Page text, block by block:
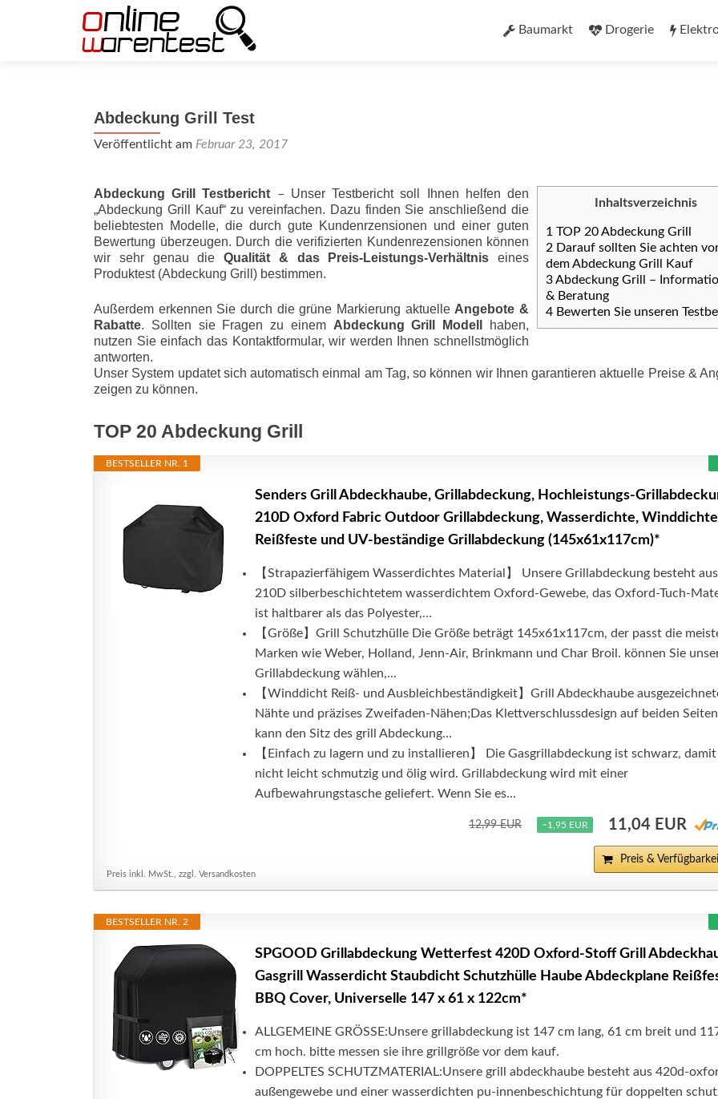
InhaltBaumarkt Drogerie
Abdeckung Grill Test
Veröffentlicht am Februar 23, 2017
Inhaltsverzeichnis
1 TOP 20 Abdeckung Grill
2 Darauf sollten Sie achten
dem Abdeckung Grill Kauf
3Abdeckung Grill –
& Beratung
4 Bewerten Sie unseren
Abdeckung Grill Testbericht – Unser Testbericht soll Ihnen helfen den
„Abdeckung Grill Kauf“ zu vereinfachen. Dazu finden Sie anschließend die
beliebtesten Modelle, die durch gute Kundenrzensionen und einer guten
Bewertung überzeugen. Durch die verifizierten Kundenrezensionen können
wir sehr genau die Qualität & das Preis-Leis­tungs-Ver­hält­nis eines
Produktest (Abdeckung Grill) bestimmen.
Außerdem erkennen Sie durch die grüne Markierung aktuelle Angebote &
Rabatte. Sollten sie Fragen zu einem Abdeckung Grill Modell
haben,
nutzen Sie einfach das Kontaktformular, wir werden Ihnen schnellstmöglich
antworten.
Unser System updatet sich automatisch einmal am Tag, so können wir Ihnen garantieren aktuelle Preise &
zeigen zu können.
TOP 20 Abdeckung Grill
BESTSELLER NR. 1
Senders Grill Abdeckhaube, Grillabdeckung, Hochleistungs-
210D Oxford Fabric Outdoor Grillabdeckung, Wasserdichte,
Reißfeste und UV-beständige Grillabdeckung (145x61x117cm)*
【Strapazierfähigem Wasserdichtes Material】 Unsere Grillabdeckung besteht aus
210D silberbeschichtetem wasserdichtem Oxford-Gewebe, das Oxford-Tuch-
ist haltbarer als das Polyester,...
【Größe】Grill Schutzhülle Die Größe beträgt 145x61x117cm, der passt die
Marken wie Weber, Holland, Jenn-Air, Brinkmann und Char Broil. können Sie
Grillabdeckung wählen,...
【Winddicht Reiß- und Ausbleichbeständigkeit】Grill Abdeckhaube
Nähte und präzises Zweifaden-Nähen;Das Klettverschlussdesign auf beiden Seiten
kann den Sitz des grill Abdeckung...
【Einfach zu lagern und zu installieren】 Die Gasgrillabdeckung ist schwarz, damit
nicht leicht schmutzig und ölig wird. Grillabdeckung wird mit einer
Aufbewahrungstasche geliefert. Wenn Sie es...
12,99 EUR −1,95 EUR 11,04 EUR
Preis &
Preis inkl. MwSt., zzgl. Versandkosten
BESTSELLER NR. 2
SPGOOD Grillabdeckung Wetterfest 420D Oxford-Stoff Grill
Gasgrill Wasserdicht Staubdicht Schutzhülle Haube Abdeckplane
BBQ Cover, Universelle 147 x 61 x 122cm*
ALLGEMEINE GRÖSSE:Unsere grillabdeckung ist 147 cm lang, 61 cm breit und
cm hoch. bitte messen sie ihre grillgröße vor dem kauf.
DOPPELTES SCHUTZMATERIAL:Unsere grill abdeckhaube besteht aus 420d-
außengewebe und einer wasserdichten pu-innenbeschichtung für doppelten